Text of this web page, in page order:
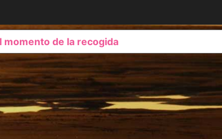
momento de la recogida